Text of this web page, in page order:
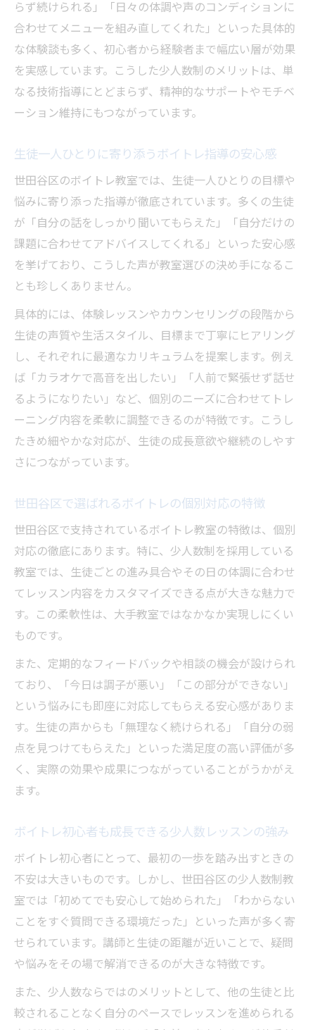
少人数制ならではのボイトレ変化を生徒が
証言
ボイトレが支える自己成長と自信のエピソ
ード
ボイトレを選ぶなら生徒目線の声と成長支援に
ボイトレ教室選びは生徒の声と成長例がヒ
ント
生徒目線で分かるボイトレのサポート体制
の重要性
口コミで評価されるボイトレの成長支援ポ
イント
自分に合うボイトレを見極める生徒の声の
活用法
ボイトレ体験談から知る安心できる教室の
特徴
個人に寄り添う指導が叶える安心のボイトレ体
験
ボイトレで安心を実感する個別指導の魅力
安心して通えるボイトレ教室の選び方のコ
ボイトレ体験で得る自己成長と楽しさの両
立
丁寧なケアが支持されるボイトレ教室のリアル
少人数制ボイトレが生む安心感と満足度
口コミで高評価のボイトレ教室の特徴とは
生徒の体験談が語るボイトレの手厚いケア
世田谷区で支持されるボイトレの魅力に迫
功例
ボイトレ選びで重視したい続けやすさのポ
イント
生徒目線で考えるボイトレ教室の継続しや
すさ
コツ
続けやすいボイトレ教室の特徴を生徒の声
らず続けられる」「日々の体調や声のコンディションに
合わせてメニューを組み直してくれた」といった具体的
な体験談も多く、初心者から経験者まで幅広い層が効果
を実感しています。こうした少人数制のメリットは、単
なる技術指導にとどまらず、精神的なサポートやモチベ
ーション維持にもつながっています。
生徒一人ひとりに寄り添うボイトレ指導の安心感
世田谷区のボイトレ教室では、生徒一人ひとりの目標や
悩みに寄り添った指導が徹底されています。多くの生徒
が「自分の話をしっかり聞いてもらえた」「自分だけの
課題に合わせてアドバイスしてくれる」といった安心感
を挙げており、こうした声が教室選びの決め手になるこ
とも珍しくありません。
具体的には、体験レッスンやカウンセリングの段階から
生徒の声質や生活スタイル、目標まで丁寧にヒアリング
し、それぞれに最適なカリキュラムを提案します。例え
ば「カラオケで高音を出したい」「人前で緊張せず話せ
るようになりたい」など、個別のニーズに合わせてトレ
ーニング内容を柔軟に調整できるのが特徴です。こうし
たきめ細やかな対応が、生徒の成長意欲や継続のしやす
さにつながっています。
世田谷区で選ばれるボイトレの個別対応の特徴
世田谷区で支持されているボイトレ教室の特徴は、個別
対応の徹底にあります。特に、少人数制を採用している
教室では、生徒ごとの進み具合やその日の体調に合わせ
てレッスン内容をカスタマイズできる点が大きな魅力で
す。この柔軟性は、大手教室ではなかなか実現しにくい
ものです。
また、定期的なフィードバックや相談の機会が設けられ
ており、「今日は調子が悪い」「この部分ができない」
という悩みにも即座に対応してもらえる安心感がありま
す。生徒の声からも「無理なく続けられる」「自分の弱
点を見つけてもらえた」といった満足度の高い評価が多
く、実際の効果や成果につながっていることがうかがえ
ます。
ボイトレ初心者も成長できる少人数レッスンの強み
ボイトレ初心者にとって、最初の一歩を踏み出すときの
不安は大きいものです。しかし、世田谷区の少人数制教
室では「初めてでも安心して始められた」「わからない
ことをすぐ質問できる環境だった」といった声が多く寄
せられています。講師と生徒の距離が近いことで、疑問
や悩みをその場で解消できるのが大きな特徴です。
また、少人数ならではのメリットとして、他の生徒と比
較されることなく自分のペースでレッスンを進められる